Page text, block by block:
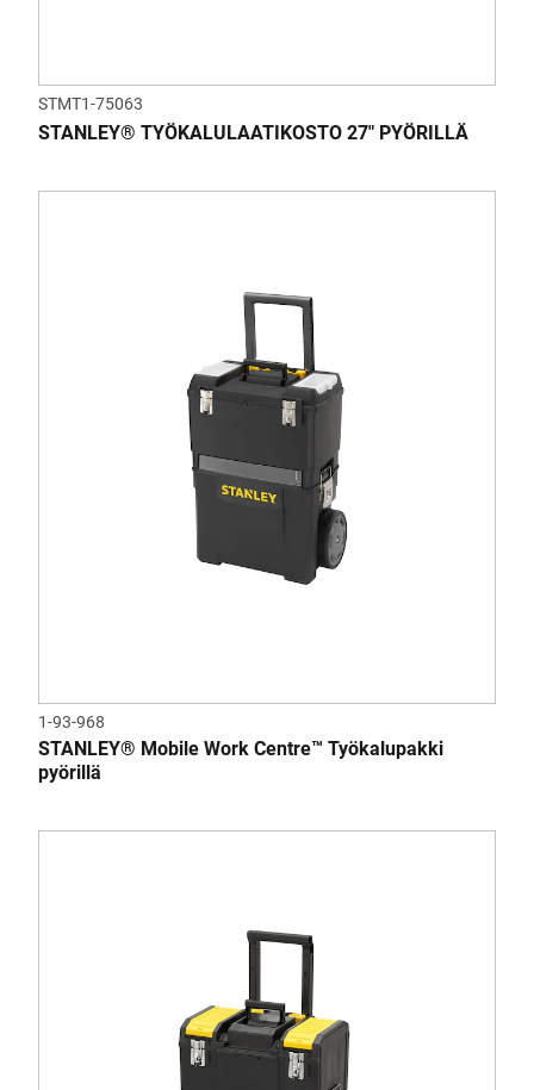
STMT1-75063
STANLEY® TYÖKALULAATIKOSTO 27" PYÖRILLÄ
1-93-968
STANLEY® Mobile Work Centre™ Työkalupakki
pyörillä